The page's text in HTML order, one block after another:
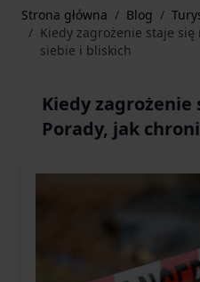
Strona główna / Blog /
/ Kiedy zagrożenie staje
siebie i bliskich
Kiedy
Porady, jak